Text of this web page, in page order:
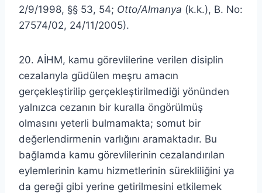
2/9/1998, §§ 53, 54; Otto/Almanya (k.k.), B. No:
27574/02, 24/11/2005).
20. AİHM, kamu görevlilerine verilen disiplin
cezalarıyla güdülen meşru amacın
gerçekleştirilip gerçekleştirilmediği yönünden
yalnızca cezanın bir kuralla öngörülmüş
olmasını yeterli bulmamakta; somut bir
değerlendirmenin varlığını aramaktadır. Bu
bağlamda kamu görevlilerinin cezalandırılan
eylemlerinin kamu hizmetlerinin sürekliliğini ya
da gereği gibi yerine getirilmesini etkilemek